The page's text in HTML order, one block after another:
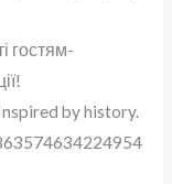
гостям-
by history.